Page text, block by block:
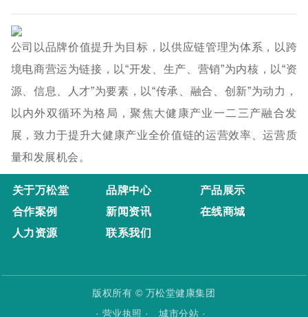
公司以品牌价值提升为目标，以供应链管理为体系，以跨
境电商营运为链接，以“开发、生产、营销”为内核，以“资
源、信息、人才”为要素，以“传承、融合、创新”为动力，
以内外双循环为格局，聚焦大健康产业一二三产融合发
展，致力于提升大健康产业全价值链的运营效率、运营质
量和发展机会。
关于万松堂 品牌中心
产品展示
合作案例
新闻资讯
在线商城
人力资源
联系我们
版权所有 © 万松堂健康集团
· 营业执照 ·
城市分站 ·